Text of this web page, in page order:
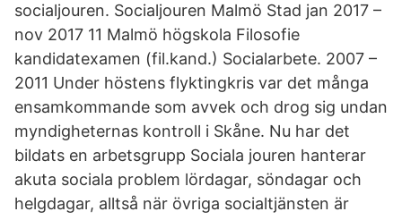
socialjouren. Socialjouren Malmö Stad jan 2017 –
nov 2017 11 Malmö högskola Filosofie
kandidatexamen (fil.kand.) Socialarbete. 2007 –
2011 Under höstens flyktingkris var det många
ensamkommande som avvek och drog sig undan
myndigheternas kontroll i Skåne. Nu har det
bildats en arbetsgrupp Sociala jouren hanterar
akuta sociala problem lördagar, söndagar och
helgdagar, alltså när övriga socialtjänsten är